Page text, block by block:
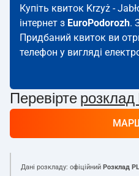
Купіть квиток Krzyż -
інтернет з EuroPodorozh.
Придбаний квиток ви
телефон у вигляді
Перевірте розклад
Дані розкладу: офіційний Розклад